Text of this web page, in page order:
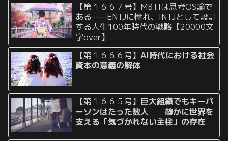
【第１６６７号】MBTIは思考OS論で
ある——ENTJに憧れ、INTJとして設計
する人生100年時代の戦略【20000文
字over】
【第１６６６号】AI時代における社会
資本の意義の解体
【第１６６５号】 巨大組織でもキーパ
ーソンはたった数人──静かに世界を
支える「気づかれない主柱」の存在